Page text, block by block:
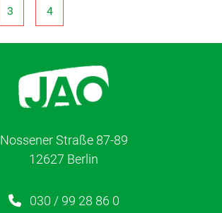
3 4
Nossener Straße 87-89
12627 Berlin
030 / 99 28 86 0